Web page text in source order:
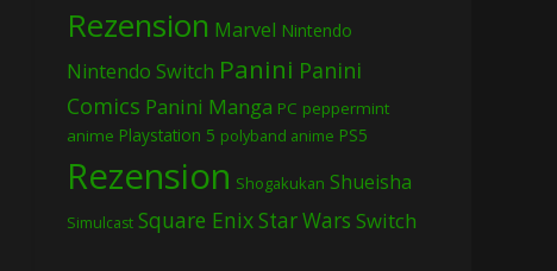
Rezension Marvel Nintendo
Nintendo Switch Panini Panini
Comics Panini Manga PC peppermint
anime Playstation 5 polyband anime PS5
Rezension Shogakukan Shueisha
Simulcast Square EnixStar Wars Switch